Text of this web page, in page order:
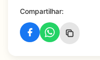
Compartilhar: